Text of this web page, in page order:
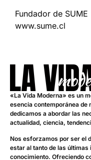
Fundador de SUME
www.sume.cl
«La Vida Moderna» es un
esencia contemporánea de
dedicamos a abordar las
actualidad, ciencia,
Nos esforzamos por ser el
estar al tanto de las
conocimiento. Ofreciendo